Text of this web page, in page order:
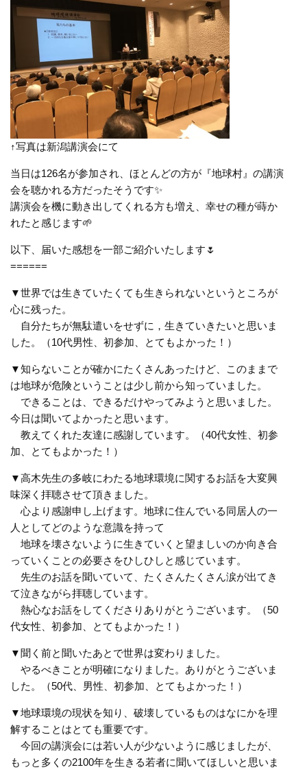
↑写真は新潟講演会にて
当日は126名が参加され、ほとんどの方が『地球村』の講演
会を聴かれる方だったそうです✨
講演会を機に動き出してくれる方も増え、幸せの種が蒔か
れたと感じます🌱
以下、届いた感想を一部ご紹介いたします🌷
======
▼世界では生きていたくても生きられないというところが
心に残った。
自分たちが無駄遣いをせずに，生きていきたいと思いま
した。（10代男性、初参加、とてもよかった！）
▼知らないことが確かにたくさんあったけど、このままで
は地球が危険ということは少し前から知っていました。
できることは、できるだけやってみようと思いました。
今日は聞いてよかったと思います。
教えてくれた友達に感謝しています。（40代女性、初参
加、とてもよかった！）
▼高木先生の多岐にわたる地球環境に関するお話を大変興
味深く拝聴させて頂きました。
心より感謝申し上げます。地球に住んでいる同居人の一
人としてどのような意識を持って
地球を壊さないように生きていくと望ましいのか向き合
っていくことの必要さをひしひしと感じています。
先生のお話を聞いていて、たくさんたくさん涙が出てき
て泣きながら拝聴しています。
熱心なお話をしてくださりありがとうございます。（50
代女性、初参加、とてもよかった！）
▼聞く前と聞いたあとで世界は変わりました。
やるべきことが明確になりました。ありがとうございま
した。（50代、男性、初参加、とてもよかった！）
▼地球環境の現状を知り、破壊しているものはなにかを理
解することはとても重要です。
今回の講演会には若い人が少ないように感じましたが、
もっと多くの2100年を生きる若者に聞いてほしいと思いま